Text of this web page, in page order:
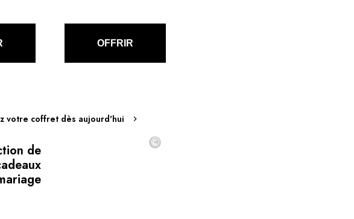
OFFRIR
votre coffret dès aujourd'hui
©
de